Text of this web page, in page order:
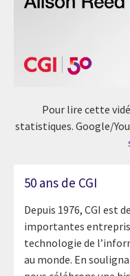
Pour lire cette
statistiques. Google/
50 ans de CGI
Depuis 1976, CGI est
importantes
technologie de
au monde. En